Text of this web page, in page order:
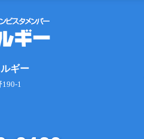
ギー
1